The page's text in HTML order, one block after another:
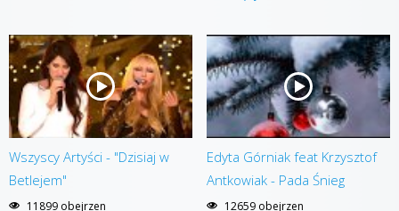
Wszyscy Artyści - "Dzisiaj w
Betlejem"
11899 obejrzen
Edyta Górniak feat Krzysztof
Antkowiak - Pada Śnieg
12659 obejrzen